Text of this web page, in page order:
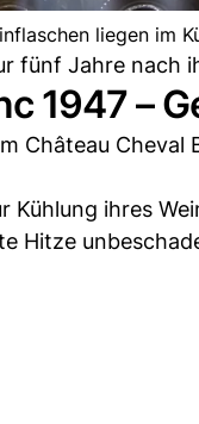
liegen im
fünf Jahre nach
1947 –
Château
Kühlung ihres
Hitze